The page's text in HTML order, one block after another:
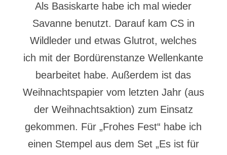
Als Basiskarte habe ich mal wieder
Savanne benutzt. Darauf kam CS in
Wildleder und etwas Glutrot, welches
ich mit der Bordürenstanze Wellenkante
bearbeitet habe. Außerdem ist das
Weihnachtspapier vom letzten Jahr (aus
der Weihnachtsaktion) zum Einsatz
gekommen. Für „Frohes Fest“ habe ich
einen Stempel aus dem Set „Es ist für